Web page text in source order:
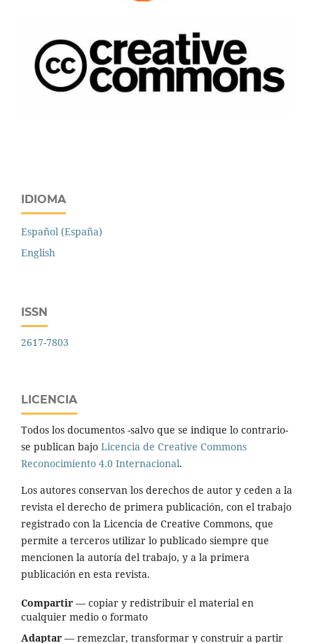
IDIOMA
Español (España)
English
ISSN
2617-7803
LICENCIA
Todos los documentos -salvo que se indique lo contrario-
se publican bajo Licencia de Creative Commons
Reconocimiento 4.0 Internacional.
Los autores conservan los derechos de autor y ceden a la
revista el derecho de primera publicación, con el trabajo
registrado con la Licencia de Creative Commons, que
permite a terceros utilizar lo publicado siempre que
mencionen la autoría del trabajo, y a la primera
publicación en esta revista.
Compartir — copiar y redistribuir el material en
cualquier medio o formato
Adaptar — remezclar, transformar y construir a partir